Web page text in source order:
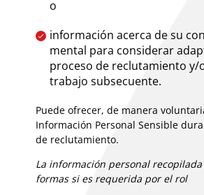
o
información acerca de su
mental para considerar
proceso de reclutamiento y/
trabajo subsecuente.
Puede ofrecer, de manera
Información Personal Sensible
de reclutamiento.
La información personal
formas si es requerida por el rol